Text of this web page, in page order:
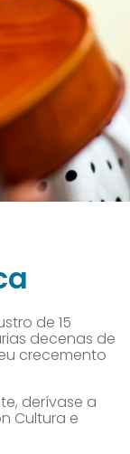
de 15
decenas de
crecemento
derívase a
Cultura e